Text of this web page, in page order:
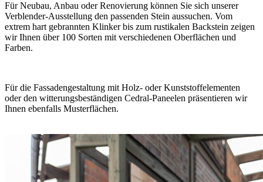
Für Neubau, Anbau oder Renovierung können Sie sich unserer
Verblender-Ausstellung den passenden Stein aussuchen. Vom
extrem hart gebrannten Klinker bis zum rustikalen Backstein zeigen
wir Ihnen über 100 Sorten mit verschiedenen Oberflächen und
Farben.
Für die Fassadengestaltung mit Holz- oder Kunststoffelementen
oder den witterungsbeständigen Cedral-Paneelen präsentieren wir
Ihnen ebenfalls Musterflächen.